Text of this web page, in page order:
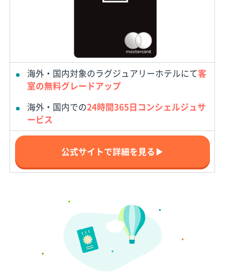
海外・国内対象のラグジュアリーホテルにて客
室の無料グレードアップ
海外・国内での24時間365日コンシェルジュサ
ービス
公式サイトで詳細を見る▶